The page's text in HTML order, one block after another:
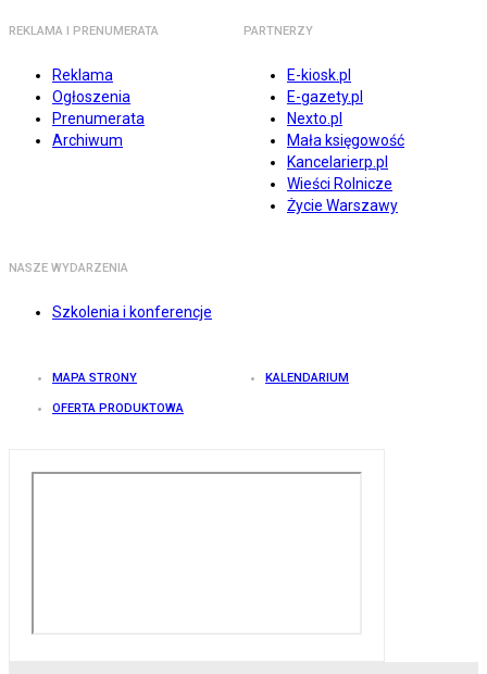
REKLAMA I PRENUMERATA
Reklama
Ogłoszenia
Prenumerata
Archiwum
PARTNERZY
E-kiosk.pl
E-gazety.pl
Nexto.pl
Mała księgowość
Kancelarierp.pl
Wieści Rolnicze
Życie Warszawy
NASZE WYDARZENIA
Szkolenia i konferencje
MAPA STRONY KALENDARIUM
OFERTA PRODUKTOWA